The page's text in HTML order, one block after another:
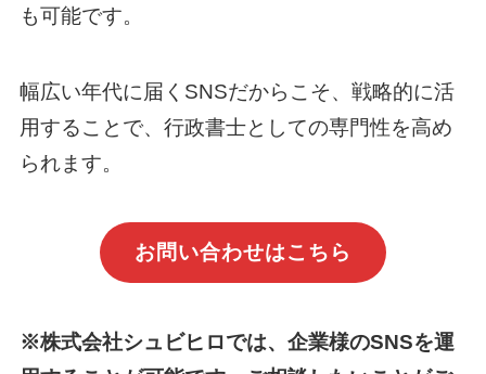
も可能です。
幅広い年代に届くSNSだからこそ、戦略的に活
用することで、行政書士としての専門性を高め
られます。
お問い合わせはこちら
※株式会社シュビヒロでは、企業様のSNSを運